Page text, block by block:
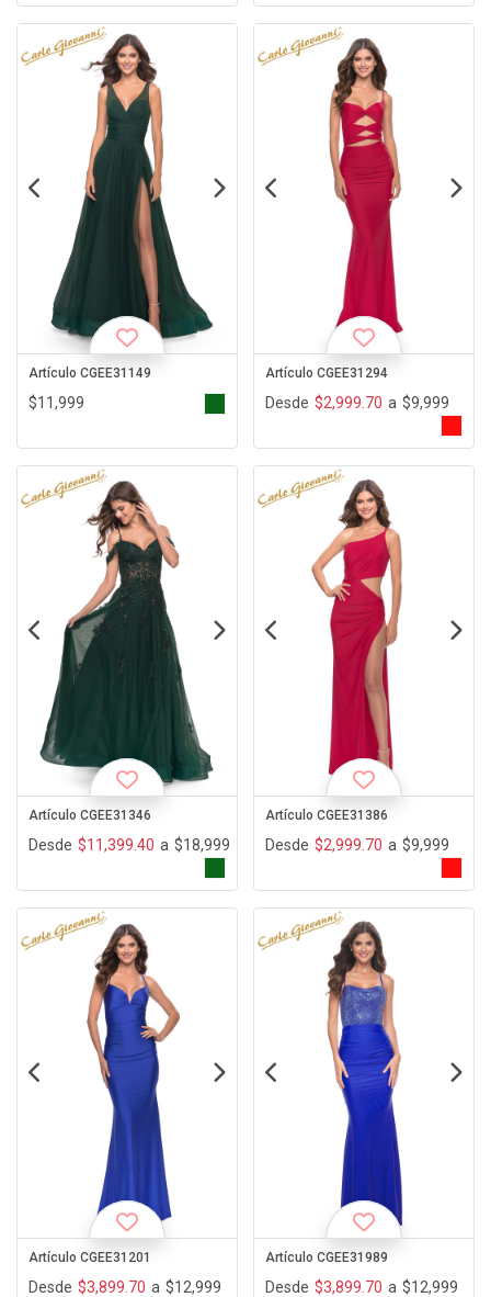
Artículo CGEE31149
$11,999
Artículo CGEE31294
Desde $2,999.70 a $9,999
Artículo CGEE31346
Desde $11,399.40 a $18,999
Artículo CGEE31386
Desde $2,999.70 a $9,999
Artículo CGEE31201
Desde $3,899.70 a $12,999
Artículo CGEE31989
Desde $3,899.70 a $12,999